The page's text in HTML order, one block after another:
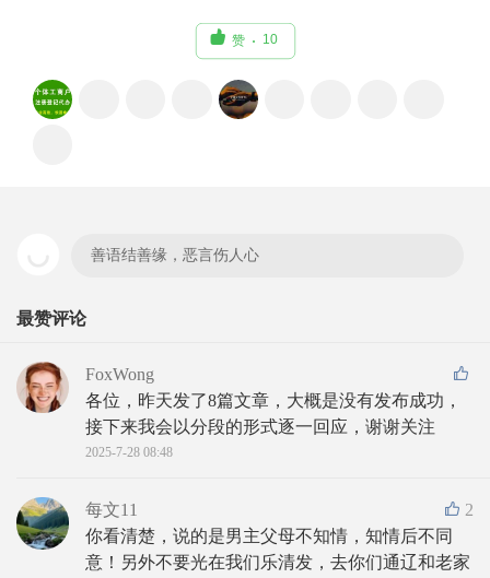
 赞 10
善语结善缘，恶言伤人心
最赞评论
FoxWong
各位，昨天发了8篇文章，大概是没有发布成功，
接下来我会以分段的形式逐一回应，谢谢关注
2025-7-28 08:48
2
每文11
你看清楚，说的是男主父母不知情，知情后不同
意！另外不要光在我们乐清发，去你们通辽和老家